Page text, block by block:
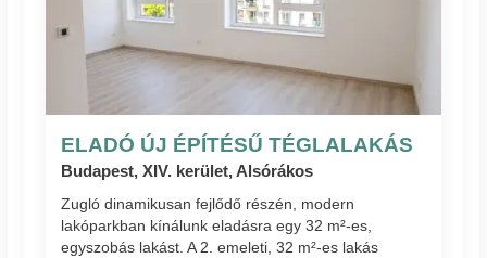
ELADÓ ÚJ ÉPÍTÉSŰ TÉGLALAKÁS
Budapest, XIV. kerület, Alsórákos
Zugló dinamikusan fejlődő részén, modern
lakóparkban kínálunk eladásra egy 32 m²-es,
egyszobás lakást. A 2. emeleti, 32 m²-es lakás